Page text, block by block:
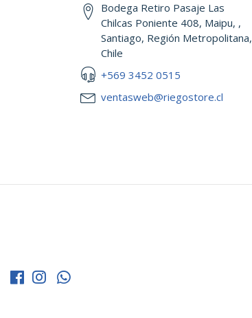
Bodega Retiro Pasaje Las
Chilcas Poniente 408, Maipu, ,
Santiago, Región Metropolitana,
Chile
+569 3452 0515
ventasweb@riegostore.cl